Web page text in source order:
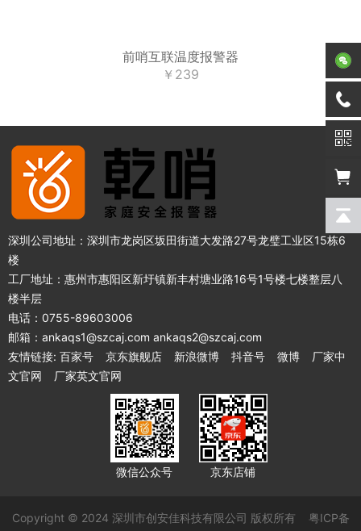
前哨互联温度报警器
￥239
深圳公司地址：深圳市龙岗区坂田街道大发路27号龙璧工业区15栋6
楼
工厂地址：惠州市惠阳区新圩镇新丰村塘业路16号1号楼七楼整层八
楼半层
电话：0755-89603006
邮箱：ankaqs1@szcaj.com ankaqs2@szcaj.com
友情链接: 百家号 京东旗舰店 新浪微博 抖音号 微博
厂家中
文官网
厂家英文官网
微信公众号 京东店铺
Copyright © 2024 深圳市创安佳科技有限公司 版权所有 粤ICP备